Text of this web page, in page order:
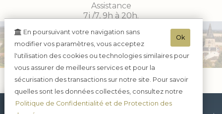
Assistance
7j /7, 9h à 20h.
Ok
En poursuivant votre navigation sans
modifier vos paramètres, vous acceptez
l'utilisation des cookies ou technologies similaires pour
vous assurer de meilleurs services et pour la
sécurisation des transactions sur notre site. Pour savoir
quelles sont les données collectées, consultez notre
Politique de Confidentialité et de Protection des